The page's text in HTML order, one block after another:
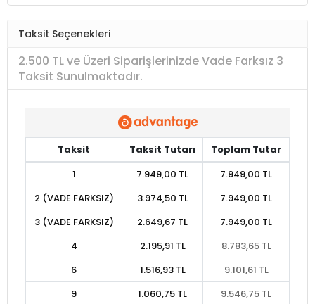
Taksit Seçenekleri
2.500 TL ve Üzeri Siparişlerinizde Vade Farksız 3
Taksit Sunulmaktadır.
Taksit Taksit Tutarı
Toplam Tutar
1
7.949,00 TL
7.949,00 TL
2 (VADE FARKSIZ)
3.974,50 TL
7.949,00 TL
3 (VADE FARKSIZ)
2.649,67 TL
7.949,00 TL
4
2.195,91 TL
8.783,65 TL
6
1.516,93 TL
9.101,61 TL
9
1.060,75 TL
9.546,75 TL